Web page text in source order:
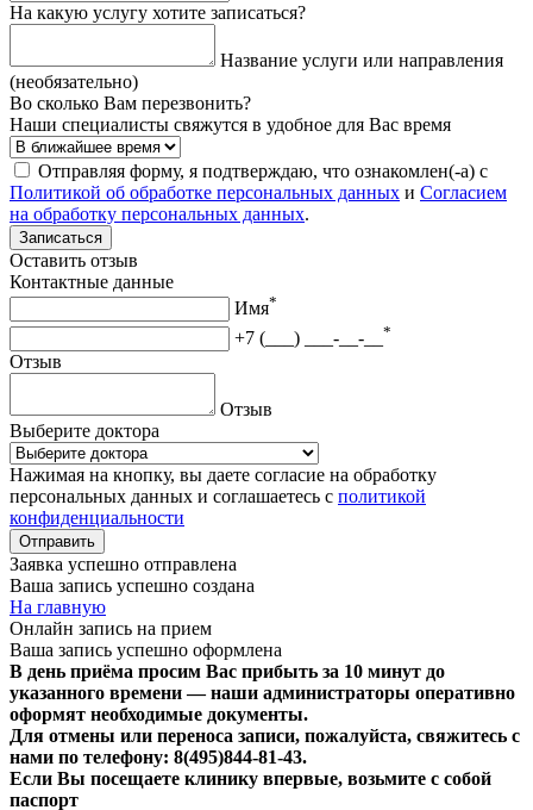
На какую услугу хотите записаться?
Название услуги или направления
(необязательно)
Во сколько Вам перезвонить?
Наши специалисты свяжутся в удобное для Вас время
Отправляя форму, я подтверждаю, что ознакомлен(-а) с
Политикой об обработке персональных данных и Согласием
на обработку персональных данных.
Записаться
Оставить отзыв
Контактные данные
Имя*
+7 (___) ___-__-__ *
Отзыв
Отзыв
Выберите доктора
Нажимая на кнопку, вы даете согласие на обработку
персональных данных и соглашаетесь с политикой
конфиденциальности
Отправить
Заявка успешно отправлена
Ваша запись успешно создана
На главную
Онлайн запись на прием
Ваша запись успешно оформлена
В день приёма просим Вас прибыть за 10 минут до
указанного времени — наши администраторы оперативно
оформят необходимые документы.
Для отмены или переноса записи, пожалуйста, свяжитесь с
нами по телефону: 8(495)844‑81‑43.
Если Вы посещаете клинику впервые, возьмите с собой
паспорт